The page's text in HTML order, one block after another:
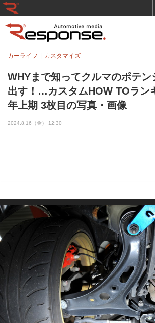
WHYまで知ってクルマのポテン
出す！…カスタムHOW TOラ
年上期 3枚目の写真・画像
カーライフ カスタマイズ
2024.8.16（金） 12:30